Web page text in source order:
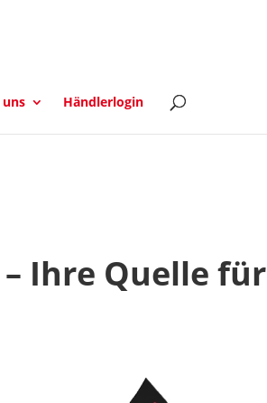
Händlerlogin
– Ihre Quelle für